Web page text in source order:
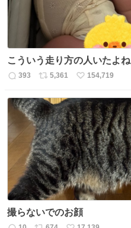
こういう走り方の人いたよね
返
数
393
リ
ス
ト
数
5,361
い
ね
数
154,719
撮らないでのお顔